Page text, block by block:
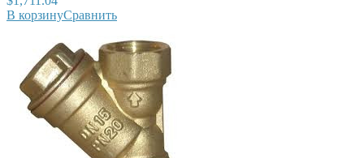
В корзинуСравнить